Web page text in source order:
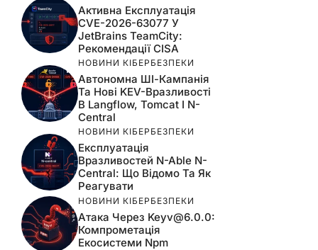
Активна Експлуатація
CVE-2026-63077 У
JetBrains TeamCity:
Рекомендації CISA
НОВИНИ КІБЕРБЕЗПЕКИ
Автономна ШІ-Кампанія
Та Нові KEV-Вразливості
В Langflow, Tomcat І N-
Central
НОВИНИ КІБЕРБЕЗПЕКИ
Експлуатація
Вразливостей N-Able N-
Central: Що Відомо Та Як
Реагувати
НОВИНИ КІБЕРБЕЗПЕКИ
Атака Через Keyv@6.0.0:
Компрометація
Екосистеми Npm